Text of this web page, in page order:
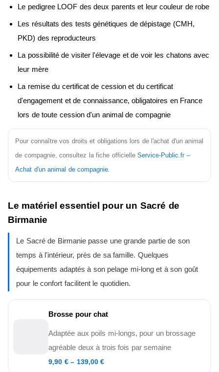
Le pedigree LOOF des deux parents et leur couleur de robe
Les résultats des tests génétiques de dépistage (CMH,
PKD) des reproducteurs
La possibilité de visiter l'élevage et de voir les chatons avec
leur mère
La remise du certificat de cession et du certificat
d'engagement et de connaissance, obligatoires en France
lors de toute cession d'un animal de compagnie
Pour connaître vos droits et obligations lors de l'achat d'un animal
de compagnie, consultez la fiche officielle Service-Public.fr –
Achat d'un animal de compagnie.
Le matériel essentiel pour un Sacré de
Birmanie
Le Sacré de Birmanie passe une grande partie de son
temps à l'intérieur, près de sa famille. Quelques
équipements adaptés à son pelage mi-long et à son goût
pour le confort facilitent le quotidien.
Brosse pour chat
Adaptée aux poils mi-longs, pour un brossage
agréable deux à trois fois par semaine
9,90 € – 139,00 €